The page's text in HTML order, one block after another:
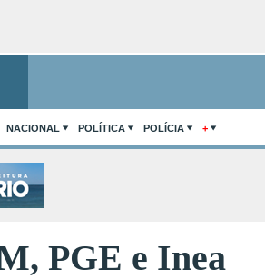
NACIONAL POLÍTICA POLÍCIA +
PGE e Inea